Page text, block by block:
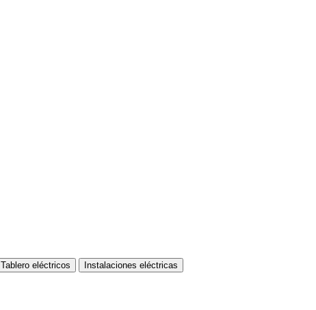
Tablero eléctricos Instalaciones eléctricas